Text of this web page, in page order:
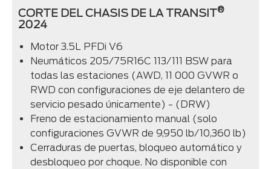
CORTE DEL CHASIS DE LA TRANSIT®
2024
Motor 3.5L PFDi V6
Neumáticos 205/75R16C 113/111 BSW para
todas las estaciones (AWD, 11 000 GVWR o
RWD con configuraciones de eje delantero de
servicio pesado únicamente) - (DRW)
Freno de estacionamiento manual (solo
configuraciones GVWR de 9,950 lb/10,360 lb)
Cerraduras de puertas, bloqueo automático y
desbloqueo por choque. No disponible con